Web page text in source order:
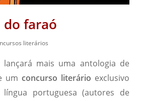
do faraó
literários
lançará mais uma antologia de
umconcurso literário exclusivo
portuguesa (autores de